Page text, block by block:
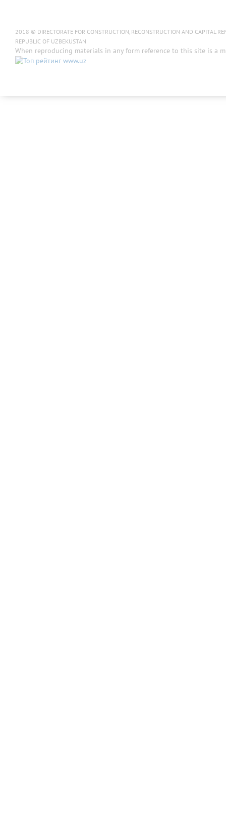
2018 © DIRECTORATE FOR CONSTRUCTION, RECONSTRUCTION AND CAPITAL
REPUBLIC OF UZBEKUSTAN
When reproducing materials in any form reference to this site is a